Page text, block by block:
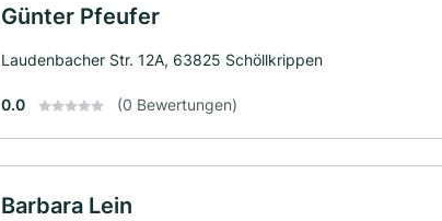
Günter Pfeufer
Laudenbacher Str. 12A, 63825 Schöllkrippen
0.0 (0 Bewertungen)
Barbara Lein